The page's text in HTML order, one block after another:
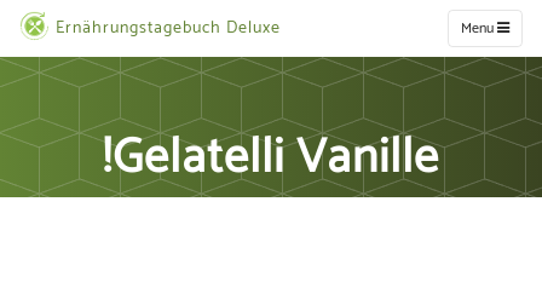
Ernährungstagebuch Deluxe Menu
!Gelatelli Vanille